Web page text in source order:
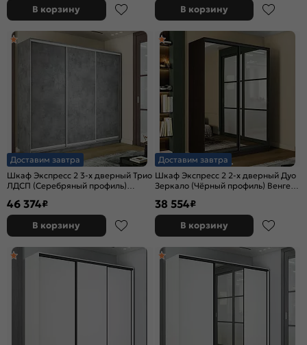
В корзину В корзину
Доставим завтра
Шкаф Экспресс 2 3-х дверный Трио
ЛДСП (Серебряный профиль)
46 374₽
В корзину
Доставим завтра
Шкаф Экспресс 2 2-х дверный Дуо
Зеркало (Чёрный профиль) Венге
38 554₽
В корзину